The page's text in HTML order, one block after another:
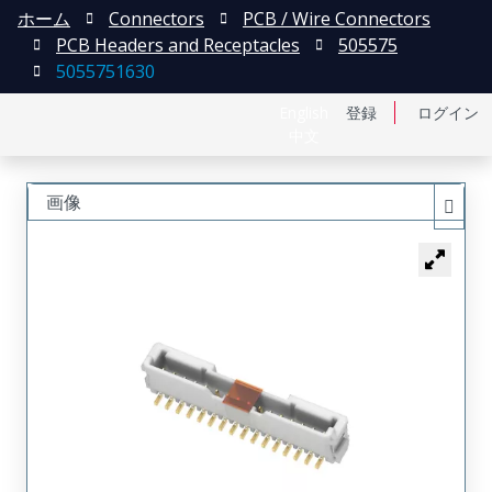
登録 ログイン
ホーム Connectors
PCB / Wire Connectors
PCB Headers and Receptacles
505575
5055751630
画像